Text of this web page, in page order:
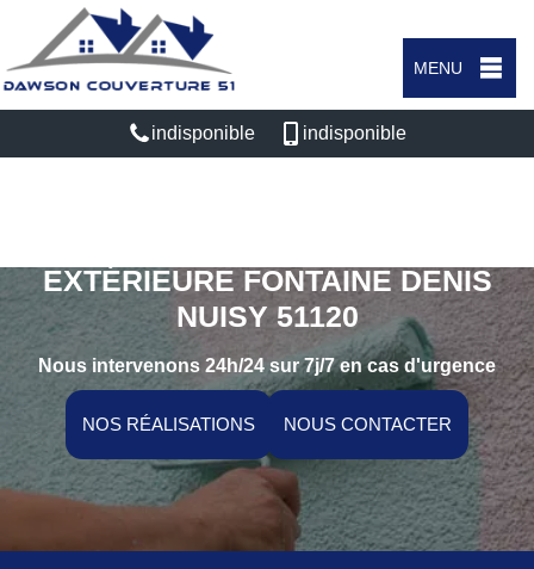
MENU
indisponible indisponible
EXTÉRIEURE FONTAINE DENIS
NUISY 51120
Nous intervenons 24h/24 sur 7j/7 en cas d'urgence
NOS RÉALISATIONS NOUS CONTACTER